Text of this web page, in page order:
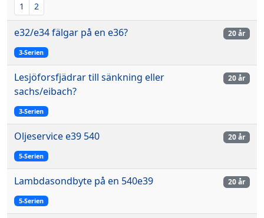
1 2
e32/e34 fälgar på en e36?
3-Serien
20 år
Lesjöforsfjädrar till sänkning eller
sachs/eibach?
3-Serien
20 år
Oljeservice e39 540
5-Serien
20 år
Lambdasondbyte på en 540e39
5-Serien
20 år